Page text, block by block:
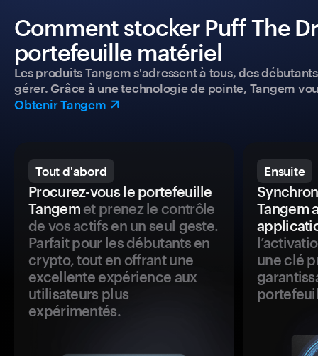
Comment stocker Puff The
portefeuille matériel
Les produits Tangem s'adressent à tous, des
gérer. Grâce à une technologie de pointe, Tangem
Obtenir Tangem
Tout d'abord
Procurez-vous le portefeuille
Tangemet prenez le contrôle
de vos actifs en un seul geste.
Parfait pour les débutants en
crypto, tout en offrant une
excellente expérience aux
utilisateurs plus
expérimentés.
Ensuite
Tangem
une clé